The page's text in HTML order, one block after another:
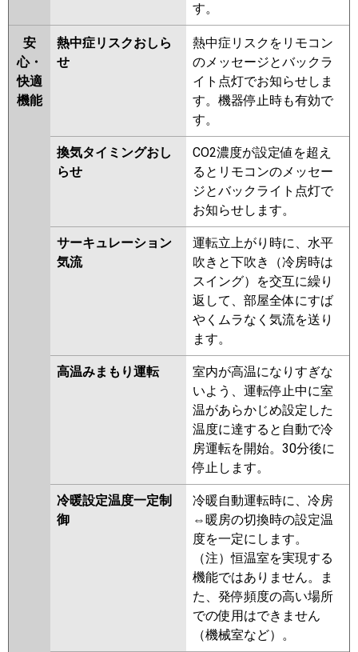
す。
安
心・
快適
機能
熱中症リスクおしら
せ
熱中症リスクをリモコン
のメッセージとバックラ
イト点灯でお知らせしま
す。機器停止時も有効で
す。
換気タイミングおし
らせ
CO2濃度が設定値を超え
るとリモコンのメッセー
ジとバックライト点灯で
お知らせします。
サーキュレーション
気流
運転立上がり時に、水平
吹きと下吹き（冷房時は
スイング）を交互に繰り
返して、部屋全体にすば
やくムラなく気流を送り
ます。
高温みまもり運転
室内が高温になりすぎな
いよう、運転停止中に室
温があらかじめ設定した
温度に達すると自動で冷
房運転を開始。30分後に
停止します。
冷暖設定温度一定制
御
冷暖自動運転時に、冷房
⇔暖房の切換時の設定温
度を一定にします。
（注）恒温室を実現する
機能ではありません。ま
た、発停頻度の高い場所
での使用はできません
（機械室など）。